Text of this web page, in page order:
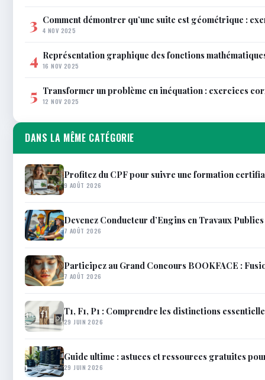
3 Comment démontrer qu’une suite est géométrique :
4 NOV 2025
4 Représentation graphique des fonctions
16 NOV 2025
5 Transformer un problème en inéquation : exercices
12 NOV 2025
DANS LA MÊME CATÉGORIE
Profitez du CPF pour suivre une formation
9 AOÛT 2026
Devenez Conducteur d’Engins en Travaux
7 AOÛT 2026
Participez au Grand Concours BOOKFACE :
7 AOÛT 2026
T1, F1, P1 : Comprendre les distinctions
29 JUIN 2026
Guide ultime : astuces et ressources gratuites
29 JUIN 2026